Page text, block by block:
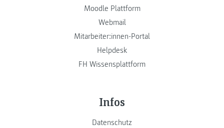
Moodle Plattform
Webmail
Mitarbeiter:innen-Portal
Helpdesk
FH Wissensplattform
Infos
Datenschutz